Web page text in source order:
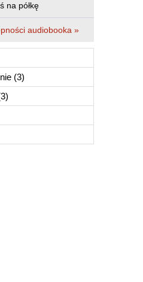
na półkę
audiobooka »
(3)